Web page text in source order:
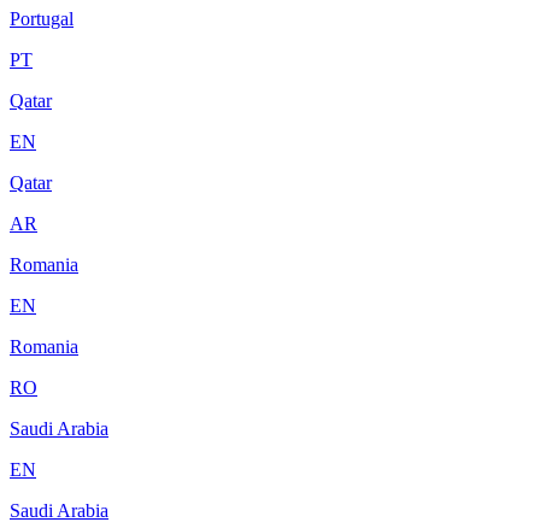
Portugal
PT
Qatar
EN
Qatar
AR
Romania
EN
Romania
RO
Saudi Arabia
EN
Saudi Arabia